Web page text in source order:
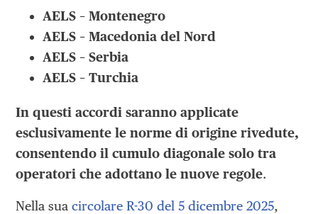
AELS – Montenegro
AELS – Macedonia del Nord
AELS – Serbia
AELS – Turchia
In questi accordi saranno applicate
esclusivamente le norme di origine rivedute,
consentendo il cumulo diagonale solo tra
operatori che adottano le nuove regole.
Nella suacircolare R-30 del 5 dicembre 2025,